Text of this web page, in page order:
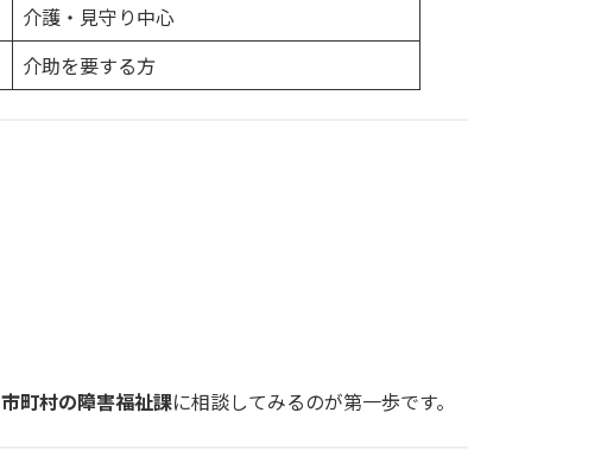
介護・見守り中心
介助を要する方
市町村の障害福祉課に相談してみるのが第一歩です。